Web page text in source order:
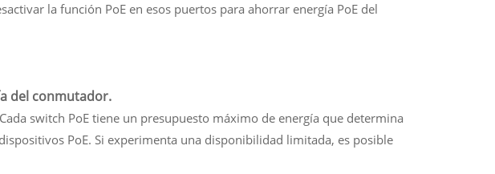
la función PoE en esos puertos para ahorrar energía PoE del
del conmutador.
Cada switch PoE tiene un presupuesto máximo de energía que determina
PoE. Si experimenta una disponibilidad limitada, es posible